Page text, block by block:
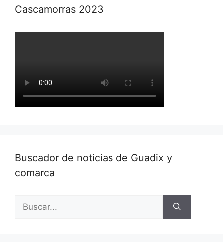
Cascamorras 2023
Buscador de noticias de Guadix y
comarca
Buscar: